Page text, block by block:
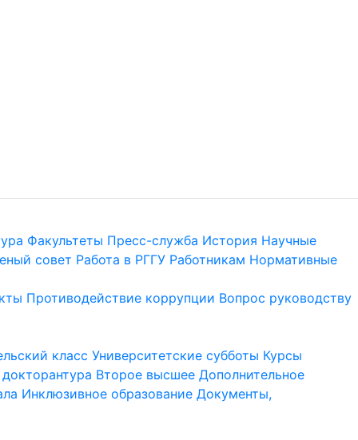
Факультеты Пресс-служба История Научные
совет Работа в РГГУ Работникам Нормативные
Противодействие коррупции Вопрос руководству
класс Университетские субботы Курсы
Второе высшее Дополнительное
Инклюзивное образование Документы,